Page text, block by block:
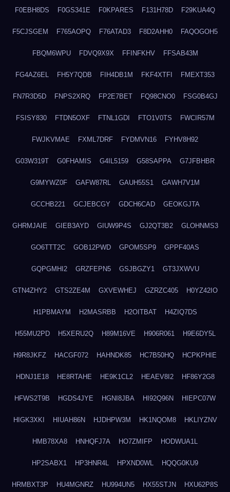
F0EBH8DS F0GS341E F0KPARES F131H78D F29KUA4Q
F5CJSGEM F765AOPQ F76ATAD3 F8D2AHH0 FAQOGOH5
FBQM6WPU FDVQ9X9X FFINFKHV FFSAB43M
FG4AZ6EL FH5Y7QDB FIH4DB1M FKF4XTFI FMEXT353
FN7R3D5D FNPS2XRQ FP2E7BET FQ98CNO0 FSG0B4GJ
FSISY830 FTDN5OXF FTNL1GDI FTO1V0TS FWCIR57M
FWJKVMAE FXML7DRF FYDMVN16 FYHV8H92
G03W319T G0FHAMIS G4IL5159 G58SAPPA G7JFBHBR
G9MYWZ0F GAFW87RL GAUH55S1 GAWH7V1M
GCCHB221 GCJEBCGY GDCH6CAD GEOKGJTA
GHRMJAIE GIEB3AYD GIUW9P4S GJ2QT3B2 GLOHNMS3
GO6TTT2C GOB12PWD GPOM5SP9 GPPF40AS
GQPGMHI2 GRZFEPN5 GSJBGZY1 GT3JXWVU
GTN4ZHY2 GTS2ZE4M GXVEWHEJ GZRZC405 H0YZ42IO
H1PBMAYM H2MASRBB H2OITBAT H4ZIQ7DS
H55MU2PD H5XERU2Q H89M16VE H906R061 H9E6DY5L
H9R8JKFZ HACGF072 HAHNDK85 HC7B50HQ HCPKPHIE
HDNJ1E18 HE8RTAHE HE9K1CL2 HEAEV8I2 HF86Y2G8
HFWS2T9B HGDS4JYE HGNI8JBA HI92Q96N HIEPC07W
HIGK3XKI HIUAH86N HJDHPW3M HK1NQOM8 HKLIYZNV
HMB78XA8 HNHQFJ7A HO7ZMIFP HODWUA1L
HP2SABX1 HP3HNR4L HPXND0WL HQQG0KU9
HRMBXT3P HU4MGNRZ HU994UN5 HX55STJN HXU62P8S